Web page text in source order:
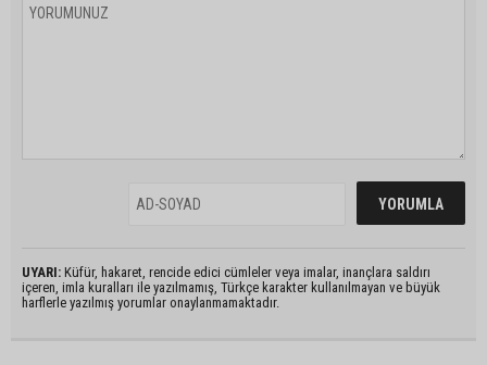
UYARI: Küfür, hakaret, rencide edici cümleler veya imalar, inançlara saldırı
içeren, imla kuralları ile yazılmamış, Türkçe karakter kullanılmayan ve büyük
harflerle yazılmış yorumlar onaylanmamaktadır.